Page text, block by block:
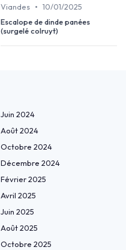
Viandes • 10/01/2025
Escalope de dinde panées
(surgelé colruyt)
Juin 2024
Août 2024
Octobre 2024
Décembre 2024
Février 2025
Avril 2025
Juin 2025
Août 2025
Octobre 2025